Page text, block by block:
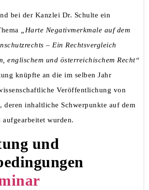
bei der Kanzlei Dr. Schulte ein
„Harte Negativmerkmale auf dem
– Ein Rechtsvergleich
englischem und österreichischem Recht“
knüpfte an die im selben Jahr
Veröffentlichung von
deren inhaltliche Schwerpunkte auf dem
aufgearbeitet wurden.
und